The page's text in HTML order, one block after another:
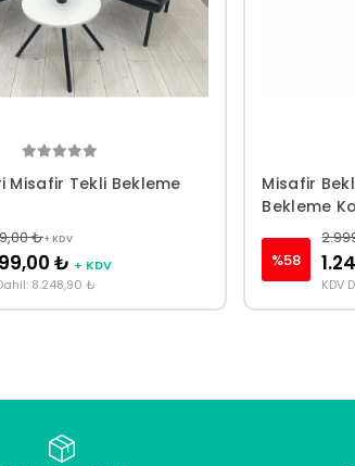
Misafir Tekli Bekleme
₺+ KDV
₺ + KDV
8.248,90 ₺
Misafir
Bekleme
%58
KDV